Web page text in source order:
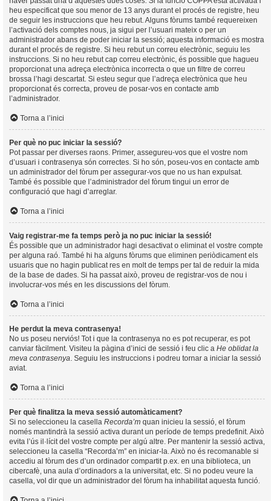
heu especificat que sou menor de 13 anys durant el procés de registre, heu
de seguir les instruccions que heu rebut. Alguns fòrums també requereixen
l’activació dels comptes nous, ja sigui per l’usuari mateix o per un
administrador abans de poder iniciar la sessió; aquesta informació es mostra
durant el procés de registre. Si heu rebut un correu electrònic, seguiu les
instruccions. Si no heu rebut cap correu electrònic, és possible que hagueu
proporcionat una adreça electrònica incorrecta o que un filtre de correu
brossa l’hagi descartat. Si esteu segur que l’adreça electrònica que heu
proporcionat és correcta, proveu de posar-vos en contacte amb
l’administrador.
Torna a l’inici
Per què no puc iniciar la sessió?
Pot passar per diverses raons. Primer, assegureu-vos que el vostre nom
d’usuari i contrasenya són correctes. Si ho són, poseu-vos en contacte amb
un administrador del fòrum per assegurar-vos que no us han expulsat.
També és possible que l’administrador del fòrum tingui un error de
configuració que hagi d’arreglar.
Torna a l’inici
Vaig registrar-me fa temps però ja no puc iniciar la sessió!
És possible que un administrador hagi desactivat o eliminat el vostre compte
per alguna raó. També hi ha alguns fòrums que eliminen periòdicament els
usuaris que no hagin publicat res en molt de temps per tal de reduir la mida
de la base de dades. Si ha passat això, proveu de registrar-vos de nou i
involucrar-vos més en les discussions del fòrum.
Torna a l’inici
He perdut la meva contrasenya!
No us poseu nerviós! Tot i que la contrasenya no es pot recuperar, es pot
canviar fàcilment. Visiteu la pàgina d’inici de sessió i feu clic a He oblidat la
meva contrasenya . Seguiu les instruccions i podreu tornar a iniciar la sessió
aviat.
Torna a l’inici
Per què finalitza la meva sessió automàticament?
Si no seleccioneu la casella Recorda’m quan inicieu la sessió, el fòrum
només mantindrà la sessió activa durant un període de temps predefinit. Això
evita l’ús il·lícit del vostre compte per algú altre. Per mantenir la sessió activa,
seleccioneu la casella “Recorda’m” en iniciar-la. Això no és recomanable si
accediu al fòrum des d’un ordinador compartit p.ex. en una biblioteca, un
cibercafè, una aula d’ordinadors a la universitat, etc. Si no podeu veure la
casella, vol dir que un administrador del fòrum ha inhabilitat aquesta funció.